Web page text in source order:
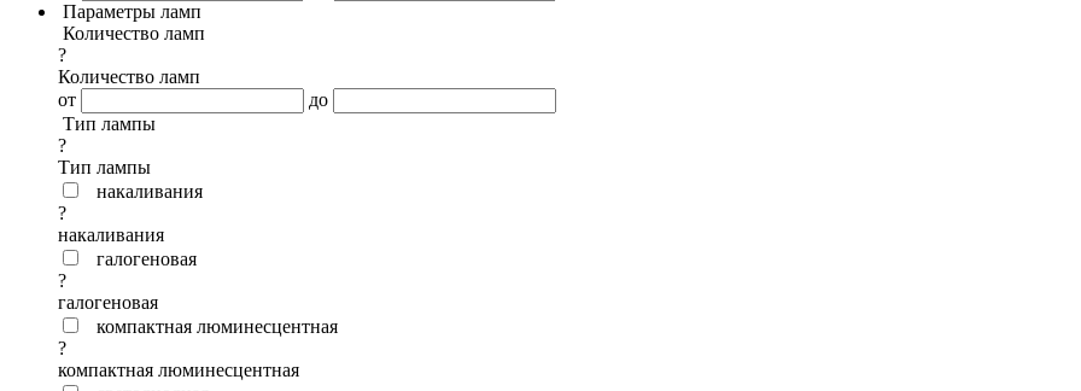
Параметры ламп
Количество ламп
?
Количество ламп
от
до
Тип лампы
?
Тип лампы
накаливания
?
накаливания
галогеновая
?
галогеновая
компактная люминесцентная
?
компактная люминесцентная